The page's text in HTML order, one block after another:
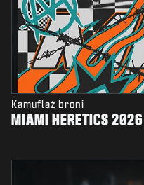
Kamuflaż broni
MIAMI HERETICS 2026